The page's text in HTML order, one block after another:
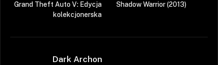
Grand Theft Auto V: Edycja
kolekcjonerska
Shadow Warrior (2013)
Dark Archon